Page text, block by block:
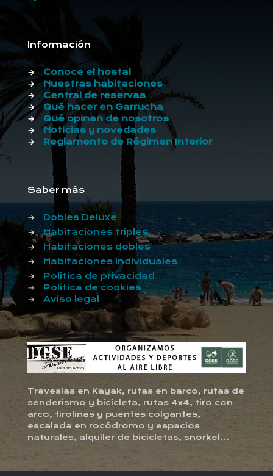
Información
→
Conoce el hostal
→
Nuestras habitaciones
→
Central de reservas
→
Qué hacer en Garrucha
→
Qué opinan de nosotros
→
Noticias y novedades
→
Reglamento de Régimen Interior
Saber más
→
Dobles Deluxe
→
Habitaciones triples
→
Habitaciones dobles
→
Habitaciones individuales
→
Política de privacidad
→
Política de cookies
→
Aviso legal
Travesías en Kayak, rutas en barco, rutas de
senderismo y bicicleta, rutas 4x4, tiro con
arco, tirolinas y puentes colgantes,
escalada en rocódromo y espacios
naturales, alquiler de bicicletas, snorkel...